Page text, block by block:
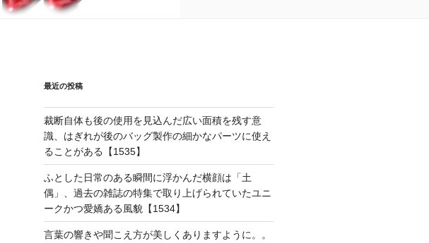
最近の投稿
裁断自体も後の使用を見込んだ広い面積を残す意
識、はぎれが後のバッグ製作の細かなパーツに使え
ることがある【1535】
ふとした日常のある瞬間に浮かんだ横顔は「土
偶」、過去の雑誌の特集で取り上げられていたユニ
ークかつ愛嬌ある風貌【1534】
言葉の響きや聞こえ方が美しくありますように。。